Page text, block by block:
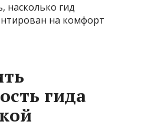
насколько гид
на комфорт
гида